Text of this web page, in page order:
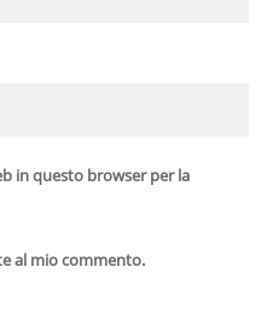
in questo browser per la
al mio commento.